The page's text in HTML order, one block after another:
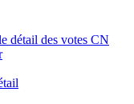
détail des votes CN